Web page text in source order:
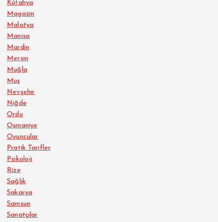
Kütahya
Magazin
Malatya
Manisa
Mardin
Mersin
Muğla
Muş
Nevşehir
Niğde
Ordu
Osmaniye
Oyuncular
Pratik Tarifler
Psikoloji
Rize
Sağlık
Sakarya
Samsun
Sanatçılar